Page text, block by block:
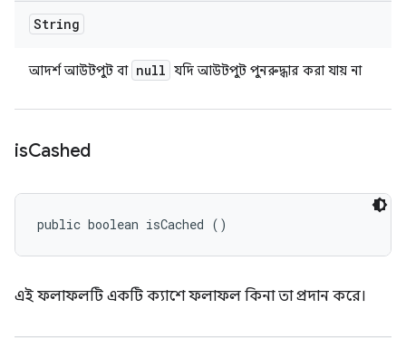
String
আদর্শ আউটপুট বা null যদি আউটপুট পুনরুদ্ধার করা যায় না
isCashed
public boolean isCached ()
এই ফলাফলটি একটি ক্যাশে ফলাফল কিনা তা প্রদান করে।